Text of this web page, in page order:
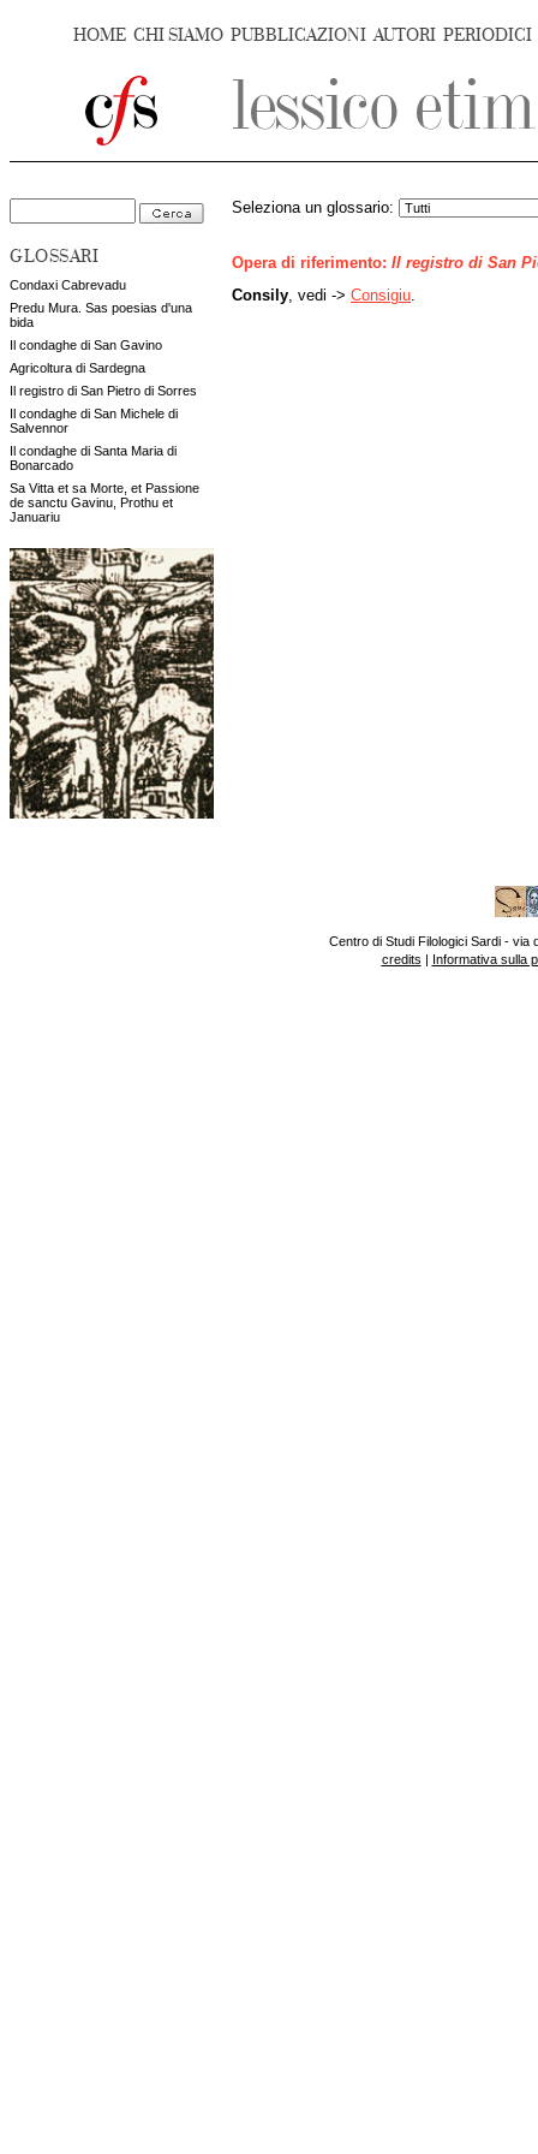
HOME CHI SIAMO PUBBLICAZIONI AUTORI PERIODICI
GLOSSARI
Condaxi Cabrevadu
Predu Mura. Sas poesias d'una
bida
Il condaghe di San Gavino
Agricoltura di Sardegna
Il registro di San Pietro di Sorres
Il condaghe di San Michele di
Salvennor
Il condaghe di Santa Maria di
Bonarcado
Sa Vitta et sa Morte, et Passione
de sanctu Gavinu, Prothu et
Januariu
Seleziona un glossario:
Opera di riferimento: Il registro di San
Consily , vedi -> Consigiu
Centro di Studi Filologici Sardi - via
credits | Informativa sulla